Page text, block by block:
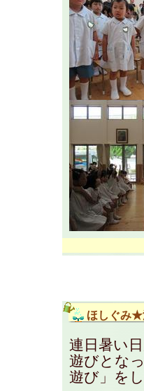
ほしぐみ★
連日暑い
遊びとな
遊び」を